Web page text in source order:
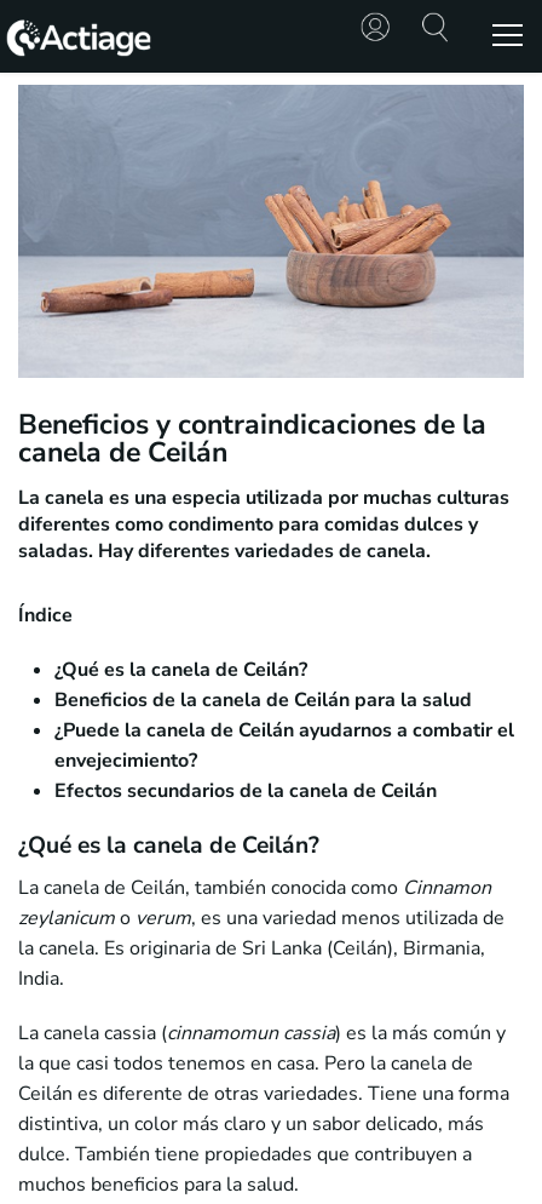
CONSULTA
CONOCE
ACTIAGE
RECURSOS
Beneficios y contraindicaciones de la
canela de Ceilán
La canela es una especia utilizada por muchas culturas
diferentes como condimento para comidas dulces y
saladas. Hay diferentes variedades de canela.
Índice
¿Qué es la canela de Ceilán?
Beneficios de la canela de Ceilán para la salud
¿Puede la canela de Ceilán ayudarnos a combatir el
envejecimiento?
Efectos secundarios de la canela de Ceilán
¿Qué es la canela de Ceilán?
La canela de Ceilán, también conocida como Cinnamon
zeylanicumo verum, es una variedad menos utilizada de
la canela. Es originaria de Sri Lanka (Ceilán), Birmania,
India.
La canela cassia (cinnamomun cassia) es la más común y
la que casi todos tenemos en casa. Pero la canela de
Ceilán es diferente de otras variedades. Tiene una forma
distintiva, un color más claro y un sabor delicado, más
dulce. También tiene propiedades que contribuyen a
muchos beneficios para la salud.